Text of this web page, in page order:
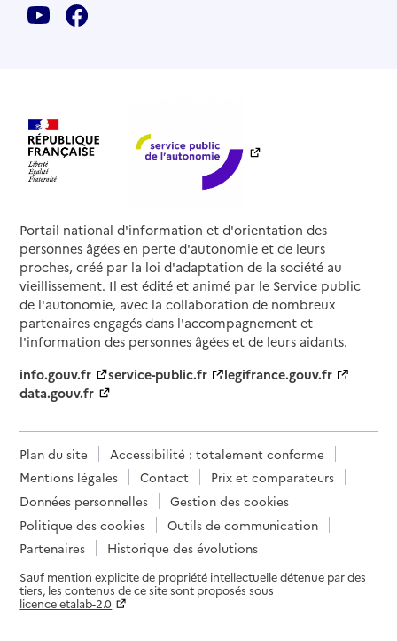
Portail national d'information et d'orientation des
personnes âgées en perte d'autonomie et de leurs
proches, créé par la loi d'adaptation de la société au
vieillissement. Il est édité et animé par le Service public
de l'autonomie, avec la collaboration de nombreux
partenaires engagés dans l'accompagnement et
l'information des personnes âgées et de leurs aidants.
info.gouv.fr
service-public.fr
legifrance.gouv.fr
data.gouv.fr
Plan du site
Accessibilité : totalement conforme
Mentions légales
Contact
Prix et comparateurs
Données personnelles
Gestion des cookies
Politique des cookies
Outils de communication
Partenaires
Historique des évolutions
Sauf mention explicite de propriété intellectuelle détenue par des
tiers, les contenus de ce site sont proposés sous
licence etalab-2.0